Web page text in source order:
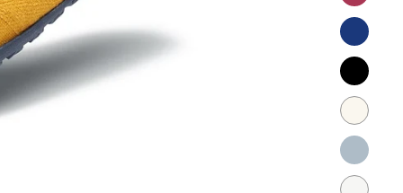
デ
ニ
ム
ら）
茜
り
ら）
檸
檬
び
り
ら）
秋
桜
び
り
ら）
凪
び
り
ら）
び
り